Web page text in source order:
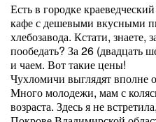
Есть в городке
кафе с дешевыми вкусными
хлебозавода. Кстати, знаете,
пообедать? За 26 (двадцать
и чаем. Вот такие цены!
Чухломичи выглядят вполне
Много молодежи, мам с
возраста. Здесь я не